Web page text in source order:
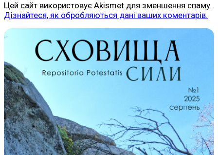
Цей сайт використовує Akismet для зменшення спаму.
Дізнайтеся, як обробляються дані ваших коментарів.